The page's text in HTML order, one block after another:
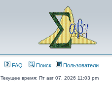
FAQ Поиск Пользователи
Текущее время: Пт авг 07, 2026 11:03 pm